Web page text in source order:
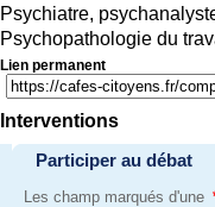
Psychiatre,
Psychopathologie du
Lien permanent
Interventions
Participer au débat
Les champ marqués d'une